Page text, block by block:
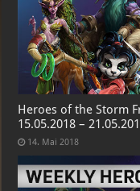
Heroes of the Storm
15.05.2018 –
14. Mai 2018